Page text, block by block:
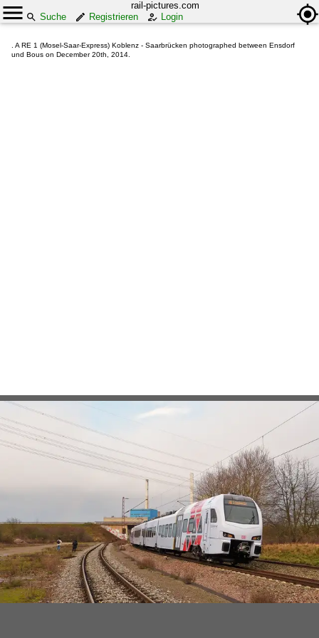
rail-pictures.com
Suche
Registrieren Login
. A RE 1 (Mosel-Saar-Express) Koblenz - Saarbrücken photographed between Ensdorf
und Bous on December 20th, 2014.